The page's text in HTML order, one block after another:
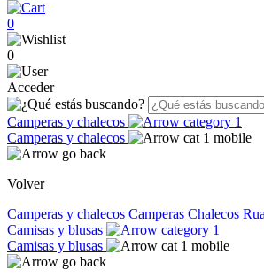
0
0
Acceder
Camperas y chalecos
Camperas y chalecos
Volver
Camperas y chalecos Camperas Chalecos
Camisas y blusas
Camisas y blusas